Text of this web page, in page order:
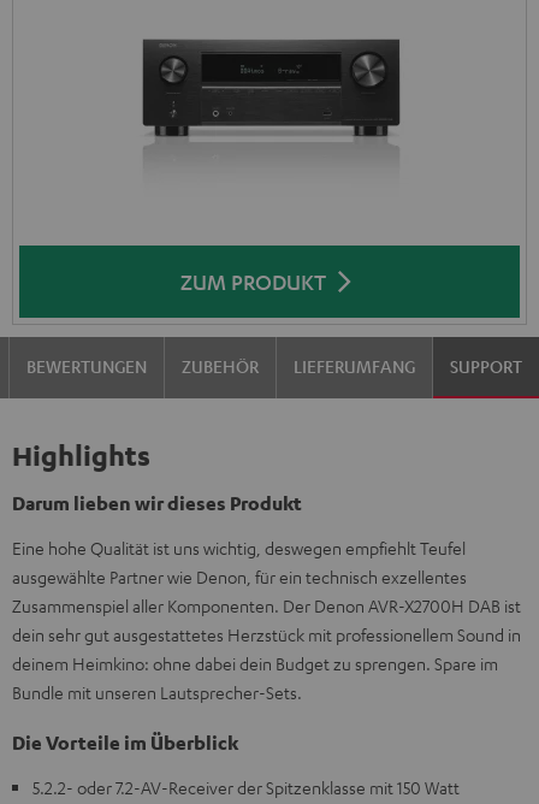
ZUM PRODUKT
BEWERTUNGEN ZUBEHÖR LIEFERUMFANG SUPPORT
Highlights
Darum lieben wir dieses Produkt
Eine hohe Qualität ist uns wichtig, deswegen empfiehlt Teufel
ausgewählte Partner wie Denon, für ein technisch exzellentes
Zusammenspiel aller Komponenten. Der Denon AVR-X2700H DAB ist
dein sehr gut ausgestattetes Herzstück mit professionellem Sound in
deinem Heimkino: ohne dabei dein Budget zu sprengen. Spare im
Bundle mit unseren Lautsprecher-Sets.
Die Vorteile im Überblick
5.2.2- oder 7.2-AV-Receiver der Spitzenklasse mit 150 Watt